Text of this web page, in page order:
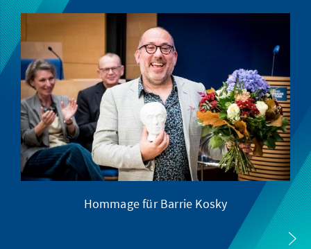
Hommage für Barrie Kosky